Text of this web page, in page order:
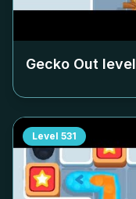
Gecko Out level
Level 531